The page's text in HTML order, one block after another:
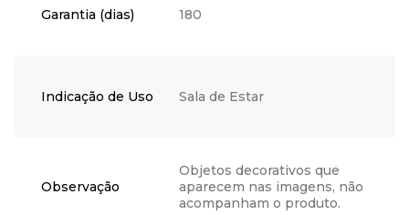
Garantia (dias) 180
Indicação de Uso Sala de Estar
Observação
Objetos decorativos que
aparecem nas imagens, não
acompanham o produto.